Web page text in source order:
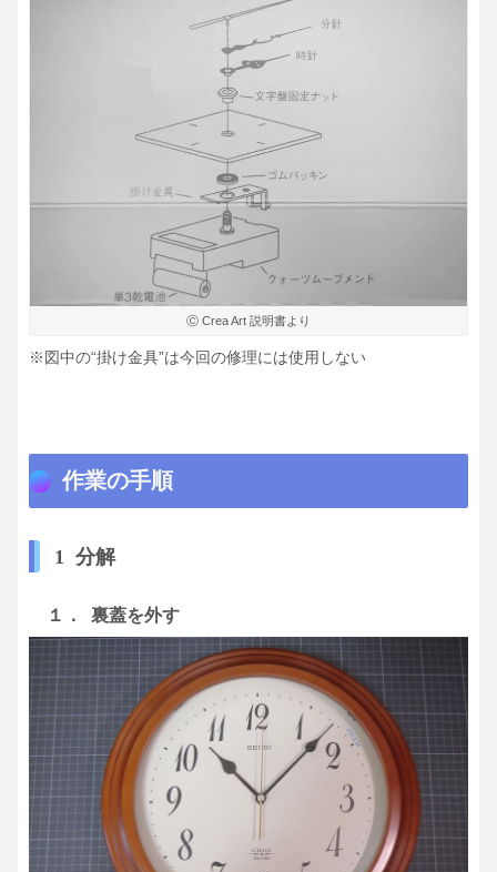
Ⓒ Crea Art 説明書より
※図中の“掛け金具”は今回の修理には使用しない
作業の手順
1 分解
１． 裏蓋を外す